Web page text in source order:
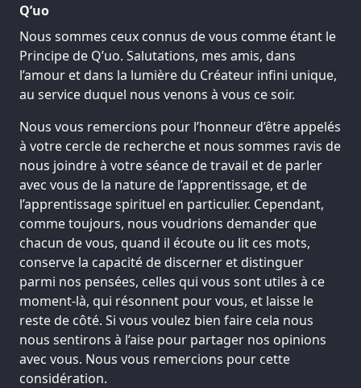
Q’uo
Nous sommes ceux connus de vous comme étant le
Principe de Q’uo. Salutations, mes amis, dans
l’amour et dans la lumière du Créateur infini unique,
au service duquel nous venons à vous ce soir.
Nous vous remercions pour l’honneur d’être appelés
à votre cercle de recherche et nous sommes ravis de
nous joindre à votre séance de travail et de parler
avec vous de la nature de l’apprentissage, et de
l’apprentissage spirituel en particulier. Cependant,
comme toujours, nous voudrions demander que
chacun de vous, quand il écoute ou lit ces mots,
conserve la capacité de discerner et distinguer
parmi nos pensées, celles qui vous sont utiles à ce
moment-là, qui résonnent pour vous, et laisse le
reste de côté. Si vous voulez bien faire cela nous
nous sentirons à l’aise pour partager nos opinions
avec vous. Nous vous remercions pour cette
considération.